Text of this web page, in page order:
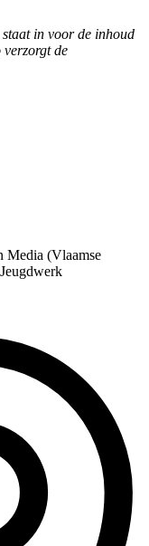
in voor de inhoud
de
Media (Vlaamse